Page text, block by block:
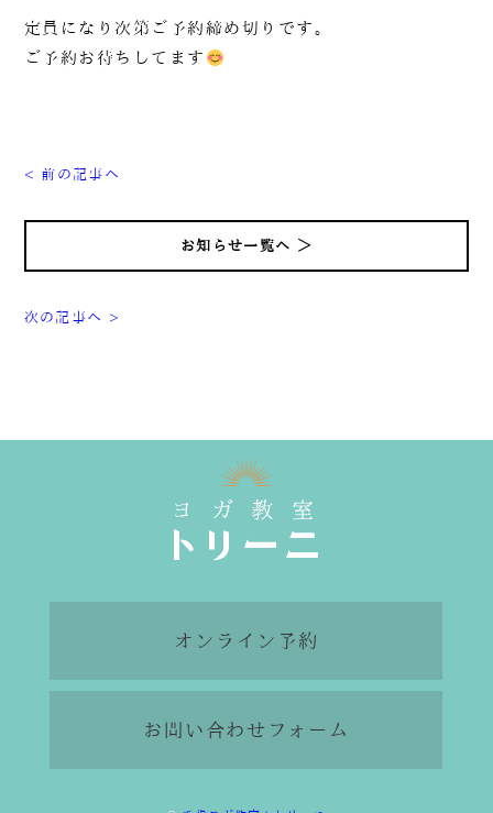
定員になり次第ご予約締め切りです。
ご予約お待ちしてます
< 前の記事へ
お知らせ一覧へ ＞
次の記事へ >
オンライン予約
お問い合わせフォーム